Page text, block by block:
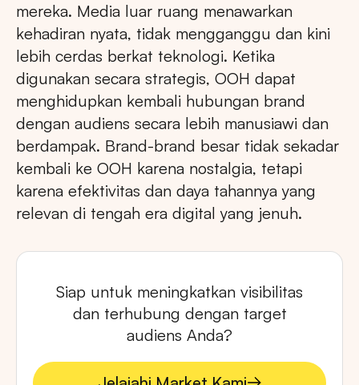
mereka. Media luar ruang menawarkan
kehadiran nyata, tidak mengganggu dan kini
lebih cerdas berkat teknologi. Ketika
digunakan secara strategis, OOH dapat
menghidupkan kembali hubungan brand
dengan audiens secara lebih manusiawi dan
berdampak. Brand-brand besar tidak sekadar
kembali ke OOH karena nostalgia, tetapi
karena efektivitas dan daya tahannya yang
relevan di tengah era digital yang jenuh.
Siap untuk meningkatkan visibilitas
dan terhubung dengan target
audiens Anda?